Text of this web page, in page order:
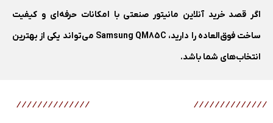
اگر قصد خرید آنلاین مانیتور صنعتی با امکانات حرفه‌ای و کیفیت
ساخت فوق‌العاده را دارید، Samsung QM85C می‌تواند یکی از بهترین
انتخاب‌های شما باشد.
محصولات مرتبط